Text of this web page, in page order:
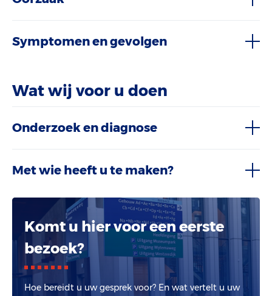
Symptomen en gevolgen
Wat wij voor u doen
Onderzoek en diagnose
Met wie heeft u te maken?
Komt u hier voor een eerste
bezoek?
Hoe bereidt u uw gesprek voor? En wat vertelt u uw